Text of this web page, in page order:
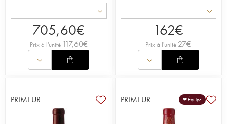
705,60€
Prix à l'unité 117,60€
162€
Prix à l'unité 27€
PRIMEUR PRIMEUR ❤ Équipe